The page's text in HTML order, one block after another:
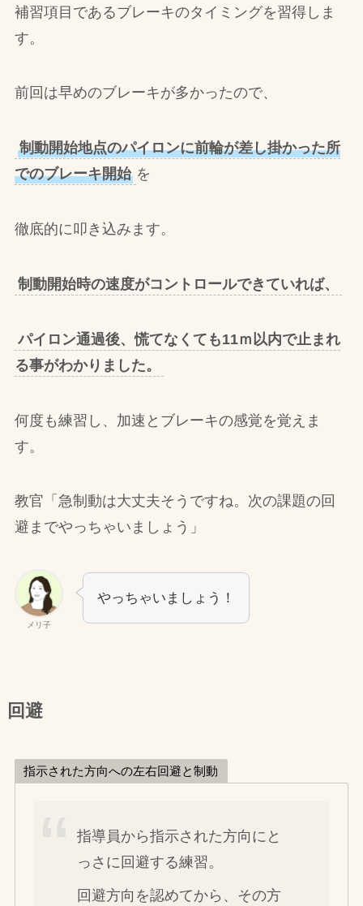
補習項目であるブレーキのタイミングを習得しま
す。
前回は早めのブレーキが多かったので、
制動開始地点のパイロンに前輪が差し掛かった所
でのブレーキ開始 を
徹底的に叩き込みます。
制動開始時の速度がコントロールできていれば、
パイロン通過後、慌てなくても11ｍ以内で止まれ
る事がわかりました。
何度も練習し、加速とブレーキの感覚を覚えま
す。
教官「急制動は大丈夫そうですね。次の課題の回
避までやっちゃいましょう」
メリ子
やっちゃいましょう！
回避
指示された方向への左右回避と制動
指導員から指示された方向にと
っさに回避する練習。
回避方向を認めてから、その方